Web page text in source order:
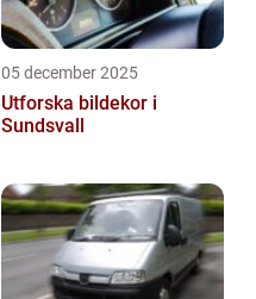
05 december 2025
Utforska bildekor i
Sundsvall